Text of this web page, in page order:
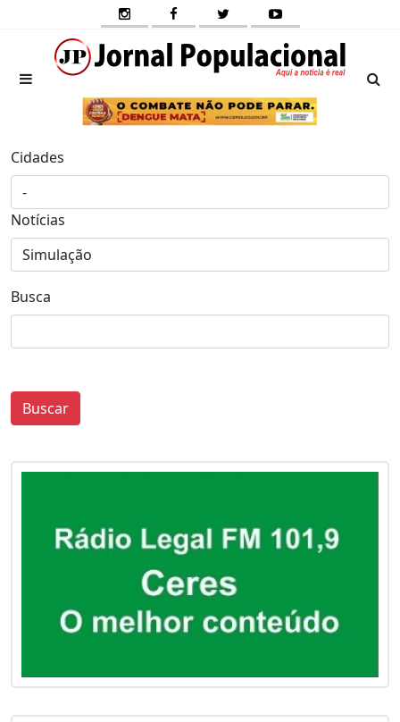
Cidades
Notícias
Busca
Buscar